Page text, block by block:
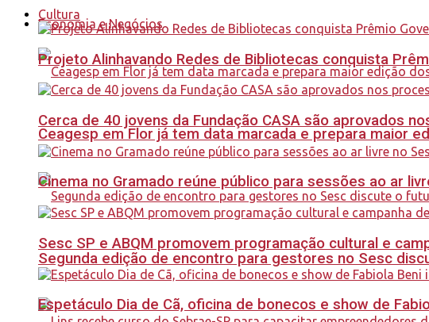
Economia e Negócios
Ceagesp em Flor já tem data marcada e prepara maior
Segunda edição de encontro para gestores no Sesc
Cultura
Projeto Alinhavando Redes de Bibliotecas conquista
Cerca de 40 jovens da Fundação CASA são aprovados
Cinema no Gramado reúne público para sessões ao ar
Sesc SP e ABQM promovem programação cultural e
Espetáculo Dia de Cã, oficina de bonecos e show de